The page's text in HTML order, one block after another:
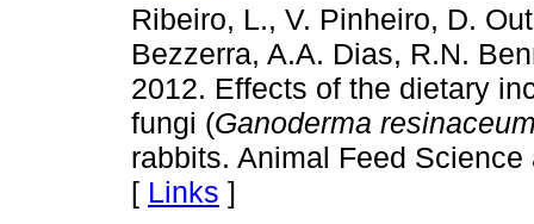
Ribeiro, L., V. Pinheiro, D.
Bezzerra, A.A. Dias, R.N.
2012. Effects of the dietary
fungi (Ganoderma
rabbits. Animal Feed
[ Links ]